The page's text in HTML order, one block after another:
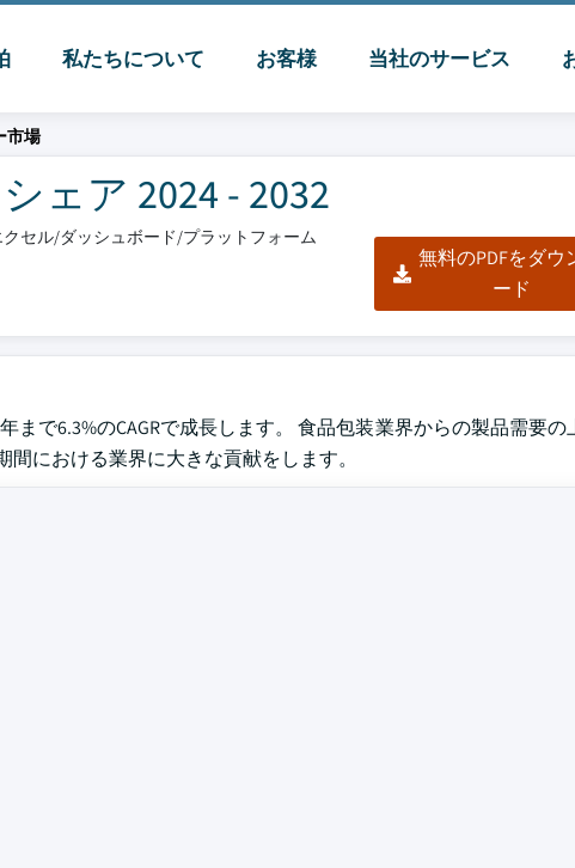
私たちについて お客様 当社のサービス
市場
ェア 2024 - 2032
クセル/ダッシュボード/プラットフォーム
無料のPDFをダウ
ード
で6.3%のCAGRで成長します。 食品包装業界からの製品需要の
における業界に大きな貢献をします。